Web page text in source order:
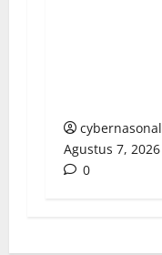
cybernasonal
Agustus 7, 2026
0